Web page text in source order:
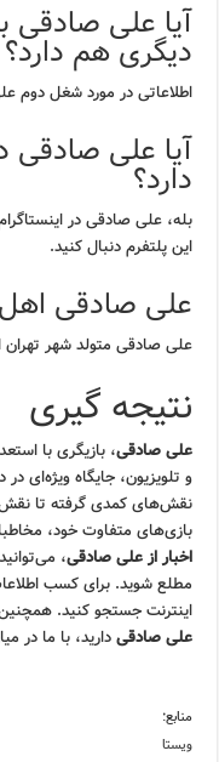
آیا علی صادقی
دیگری هم دارد؟
اطلاعاتی در مورد شغل
آیا علی صادقی
دارد؟
بله، علی صادقی در
این پلتفرم دنبال کنید.
علی صادقی
علی صادقی متولد شهر
نتیجه گیری
علی صادقی، بازیگری با
و تلویزیون، جایگاه ویژه‌ای
نقش‌های کمدی گرفته تا
بازی‌های متفاوت خود،
اخبار از علی صادقی،
مطلع شوید. برای کسب
اینترنت جستجو کنید.
علی صادقیدارید، با ما در
منابع:
ویستا